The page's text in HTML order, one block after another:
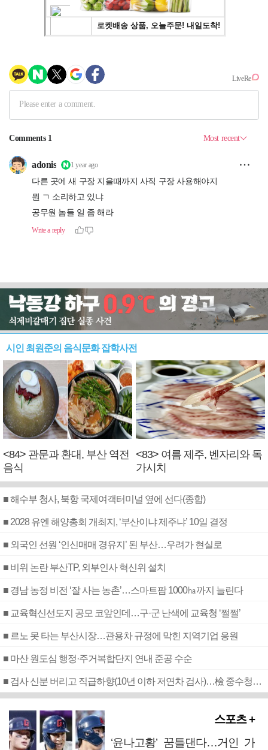
시인 최원준의 음식문화 잡학사전
<84> 관문과 환대, 부산 역전
음식
<83> 여름 제주, 벤자리와 독
가시치
■ 해수부 청사, 북항 국제여객터미널 옆에 선다(종합)
■ 2028 유엔 해양총회 개최지, ‘부산이냐 제주냐’ 10일 결정
■ 외국인 선원 ‘인신매매 경유지’ 된 부산…우려가 현실로
■ 비위 논란 부산TP, 외부인사 혁신위 설치
■ 경남 농정 비전 ‘잘 사는 농촌’…스마트팜 1000㏊까지 늘린다
■ 교육혁신선도지 공모 코앞인데…구·군 난색에 교육청 ‘쩔쩔’
■ 르노 못 타는 부산시장…관용차 규정에 막힌 지역기업 응원
■ 마산 원도심 행정·주거복합단지 연내 준공 수순
■ 검사 신분 버리고 직급하향(10년 이하 저연차 검사)…檢 중수청행 기피
스포츠 +
‘윤나고황’ 꿈틀댄다…거인 가